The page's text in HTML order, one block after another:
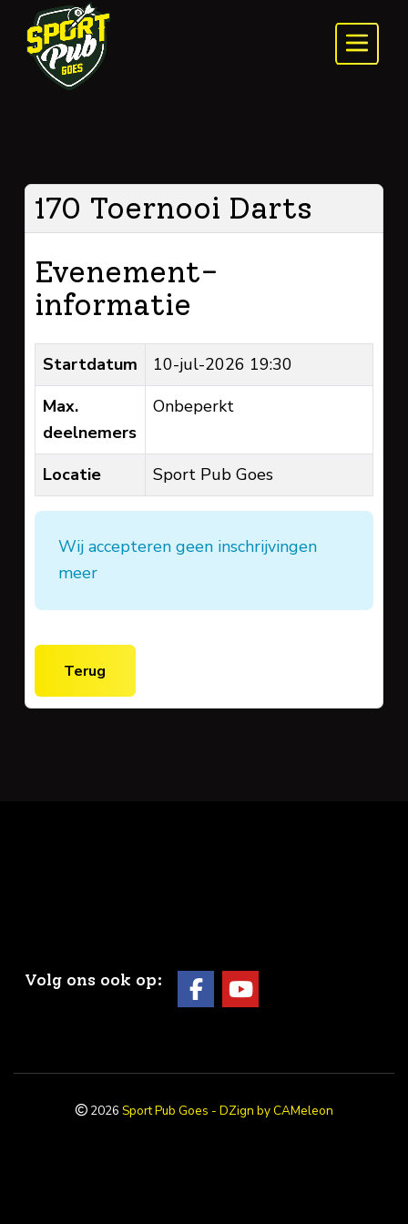
170 Toernooi Darts
Evenement-
informatie
Startdatum
10-jul-2026 19:30
Max.
deelnemers
Onbeperkt
Locatie Sport Pub Goes
Wij accepteren geen inschrijvingen
meer
Terug
Volg ons ook op:
2026 Sport Pub Goes - DZign by CAMeleon